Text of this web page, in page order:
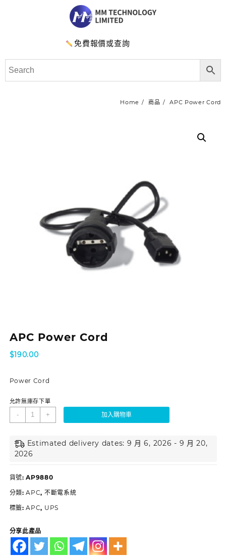
免費報價或查詢
Home 商品 APC Power Cord
APC Power Cord
$190.00
Power Cord
允許無庫存下單
- + 加入購物車
Estimated delivery dates: 9 月 6, 2026 - 9 月 20,
2026
貨號:AP9880
分類:APC, 不斷電系統
標籤:APC, UPS
分享此產品